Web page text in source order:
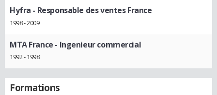
Hyfra - Responsable des ventes France
1998 - 2009
MTA France - Ingenieur commercial
1992 - 1998
Formations